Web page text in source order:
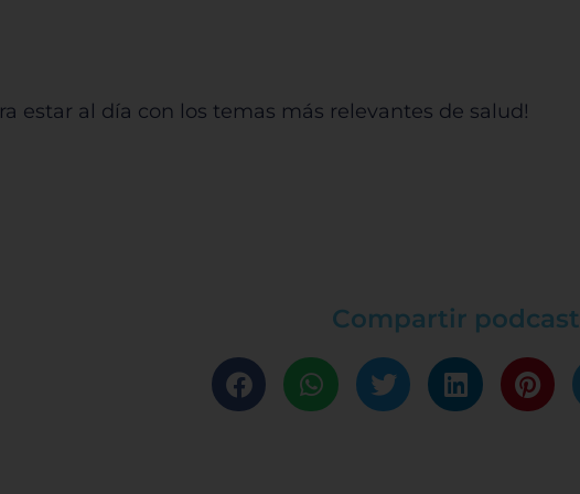
estar al día con los temas más relevantes de salud!
Compartir podcast